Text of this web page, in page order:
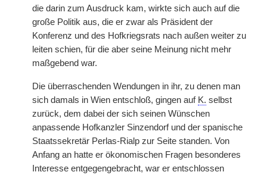
die darin zum Ausdruck kam, wirkte sich auch auf die
große Politik aus, die er zwar als Präsident der
Konferenz und des Hofkriegsrats nach außen weiter zu
leiten schien, für die aber seine Meinung nicht mehr
maßgebend war.
Die überraschenden Wendungen in ihr, zu denen man
sich damals in Wien entschloß, gingen auf K. selbst
zurück, dem dabei der sich seinen Wünschen
anpassende Hofkanzler Sinzendorf und der spanische
Staatssekretär Perlas-Rialp zur Seite standen. Von
Anfang an hatte er ökonomischen Fragen besonderes
Interesse entgegengebracht, war er entschlossen